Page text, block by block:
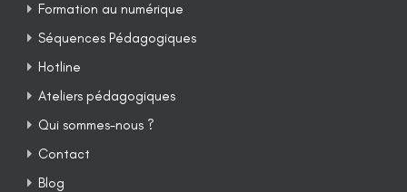
Formation au numérique
Séquences Pédagogiques
Hotline
Ateliers pédagogiques
Qui sommes-nous ?
Contact
Blog